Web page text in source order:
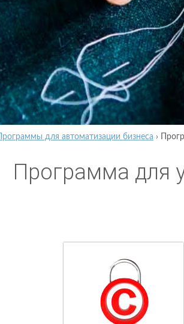
Программы для автоматизации бизнеса ›
Программа для